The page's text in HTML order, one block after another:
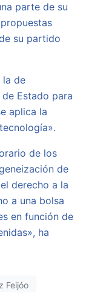
parte de su
su partido
la de
Estado para
aplica la
de los
de
derecho a la
a una bolsa
en función de
ha
Feijóo